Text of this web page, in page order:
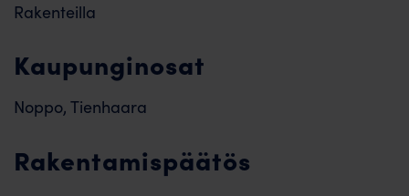
Rakenteilla
Kaupunginosat
Noppo, Tienhaara
Rakentamispäätös